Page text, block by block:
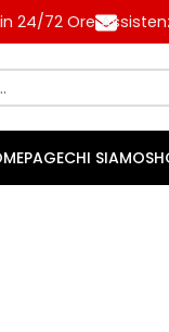
24/72 Ore
CHI SIAMO